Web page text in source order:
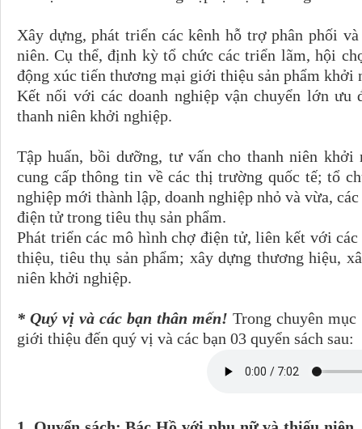
Xây dựng, phát triển các kênh hỗ trợ phân phối
niên. Cụ thể, định kỳ tổ chức các triển lãm, hội
động xúc tiến thương mại giới thiệu sản phẩm khởi
Kết nối với các doanh nghiệp vận chuyển lớn ưu
thanh niên khởi nghiệp.
Tập huấn, bồi dưỡng, tư vấn cho thanh niên khởi
cung cấp thông tin về các thị trường quốc tế; tổ
nghiệp mới thành lập, doanh nghiệp nhỏ và vừa,
điện tử trong tiêu thụ sản phẩm.
Phát triển các mô hình chợ điện tử, liên kết với
thiệu, tiêu thụ sản phẩm; xây dựng thương hiệu,
niên khởi nghiệp.
* Quý vị và các bạn thân mến! Trong chuyên mục
giới thiệu đến quý vị và các bạn 03 quyển sách sau: